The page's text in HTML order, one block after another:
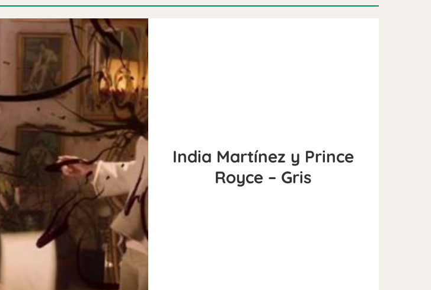
India Martínez y Prince
Royce – Gris